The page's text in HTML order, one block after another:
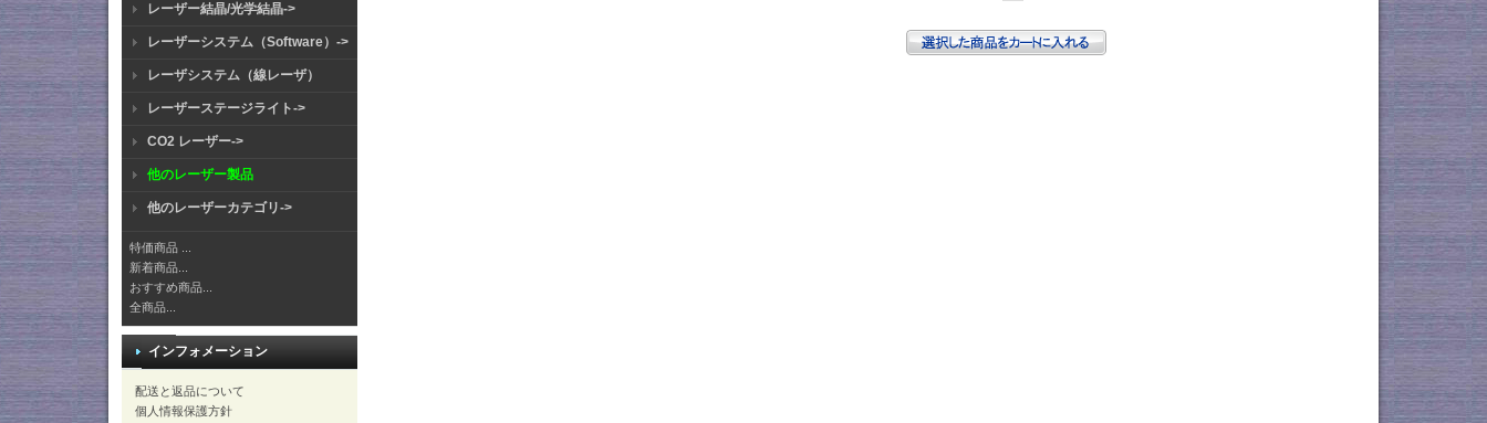
レーザー結晶/光学結晶->
レーザーシステム（Software）->
レーザシステム（線レーザ）
レーザーステージライト->
CO2 レーザー->
他のレーザー製品
他のレーザーカテゴリ->
特価商品 ...
新着商品...
おすすめ商品...
全商品...
インフォメーション
配送と返品について
個人情報保護方針